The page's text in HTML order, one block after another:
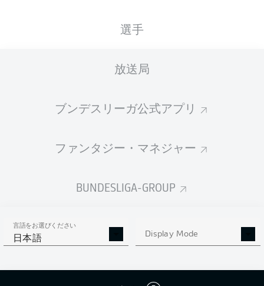
選手
放送局
ブンデスリーガ公式アプリ
ファンタジー・マネジャー
BUNDESLIGA-GROUP
言語をお選びください
日本語 Display Mode
統計 シーズン 2019/2020
TACKLES WON